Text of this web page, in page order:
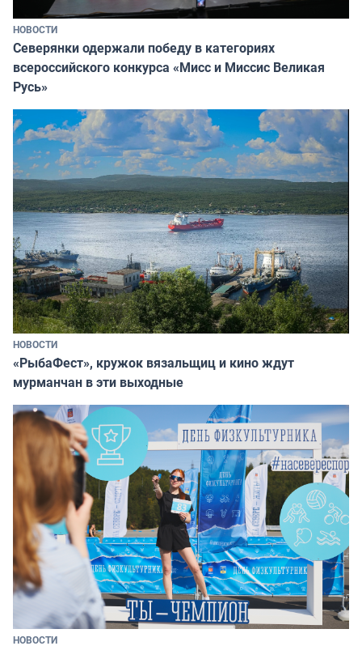
НОВОСТИ
Северянки одержали победу в категориях
всероссийского конкурса «Мисс и Миссис Великая
Русь»
НОВОСТИ
«РыбаФест», кружок вязальщиц и кино ждут
мурманчан в эти выходные
НОВОСТИ